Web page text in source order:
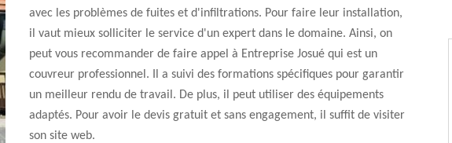
avec les problèmes de fuites et d'infiltrations. Pour faire leur installation,
il vaut mieux solliciter le service d'un expert dans le domaine. Ainsi, on
peut vous recommander de faire appel à Entreprise Josué qui est un
couvreur professionnel. Il a suivi des formations spécifiques pour garantir
un meilleur rendu de travail. De plus, il peut utiliser des équipements
adaptés. Pour avoir le devis gratuit et sans engagement, il suffit de visiter
son site web.